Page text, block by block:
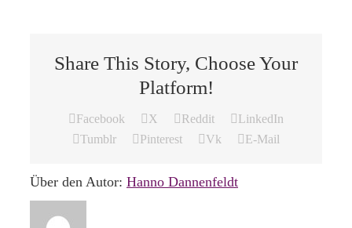
Share This Story, Choose Your
Platform!
Facebook X Reddit
LinkedIn
Tumblr
Pinterest Vk E-Mail
Über den Autor: Hanno Dannenfeldt